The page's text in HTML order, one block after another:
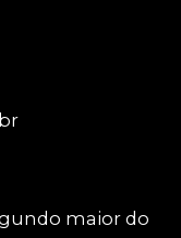
maior do